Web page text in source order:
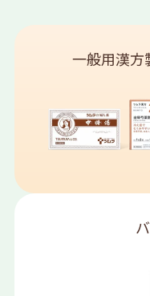
一般用漢方